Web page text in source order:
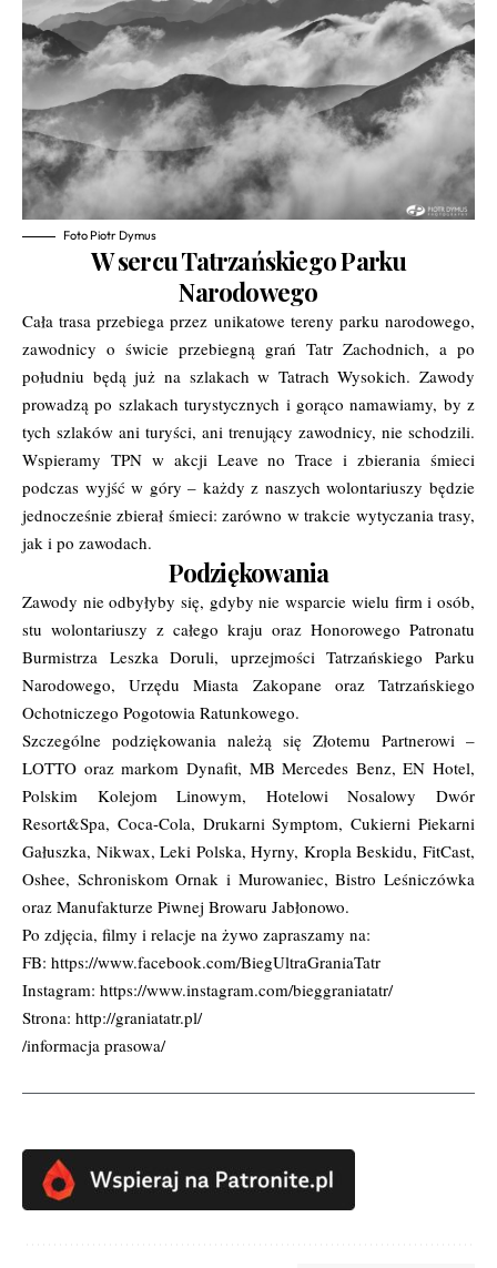
Foto Piotr Dymus
W sercu Tatrzańskiego Parku
Narodowego
Cała trasa przebiega przez unikatowe tereny parku narodowego,
zawodnicy o świcie przebiegną grań Tatr Zachodnich, a po
południu będą już na szlakach w Tatrach Wysokich. Zawody
prowadzą po szlakach turystycznych i gorąco namawiamy, by z
tych szlaków ani turyści, ani trenujący zawodnicy, nie schodzili.
Wspieramy TPN w akcji Leave no Trace i zbierania śmieci
podczas wyjść w góry – każdy z naszych wolontariuszy będzie
jednocześnie zbierał śmieci: zarówno w trakcie wytyczania trasy,
jak i po zawodach.
Podziękowania
Zawody nie odbyłyby się, gdyby nie wsparcie wielu firm i osób,
stu wolontariuszy z całego kraju oraz Honorowego Patronatu
Burmistrza Leszka Doruli, uprzejmości Tatrzańskiego Parku
Narodowego, Urzędu Miasta Zakopane oraz Tatrzańskiego
Ochotniczego Pogotowia Ratunkowego.
Szczególne podziękowania należą się Złotemu Partnerowi –
LOTTO oraz markom Dynafit, MB Mercedes Benz, EN Hotel,
Polskim Kolejom Linowym, Hotelowi Nosalowy Dwór
Resort&Spa, Coca-Cola, Drukarni Symptom, Cukierni Piekarni
Gałuszka, Nikwax, Leki Polska, Hyrny, Kropla Beskidu, FitCast,
Oshee, Schroniskom Ornak i Murowaniec, Bistro Leśniczówka
oraz Manufakturze Piwnej Browaru Jabłonowo.
Po zdjęcia, filmy i relacje na żywo zapraszamy na:
FB: https://www.facebook.com/BiegUltraGraniaTatr
Instagram: https://www.instagram.com/bieggraniatatr/
Strona: http://graniatatr.pl/
/informacja prasowa/